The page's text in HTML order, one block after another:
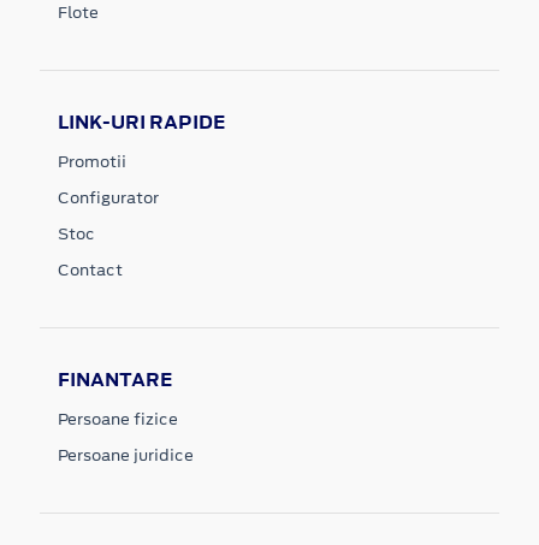
Flote
LINK-URI RAPIDE
Promotii
Configurator
Stoc
Contact
FINANTARE
Persoane fizice
Persoane juridice